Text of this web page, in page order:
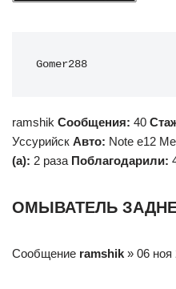
Gomer288
ramshik Сообщения: 40
Уссурийск Авто: Note e12
(а): 2 раза Поблагодарили:
ОМЫВАТЕЛЬ
Сообщение ramshik » 06 ноя